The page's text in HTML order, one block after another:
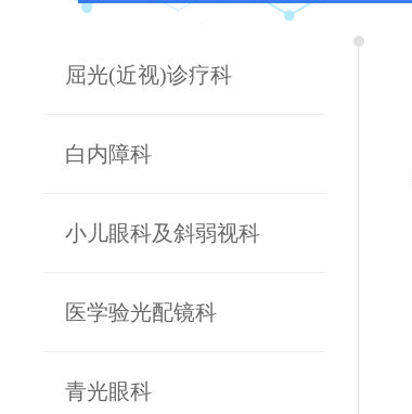
屈光(近视)诊疗科
白内障科
小儿眼科及斜弱视科
医学验光配镜科
青光眼科